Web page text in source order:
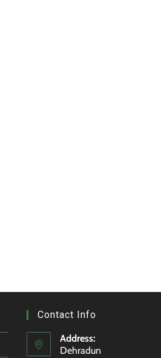
Contact Info
Address:
Dehradun